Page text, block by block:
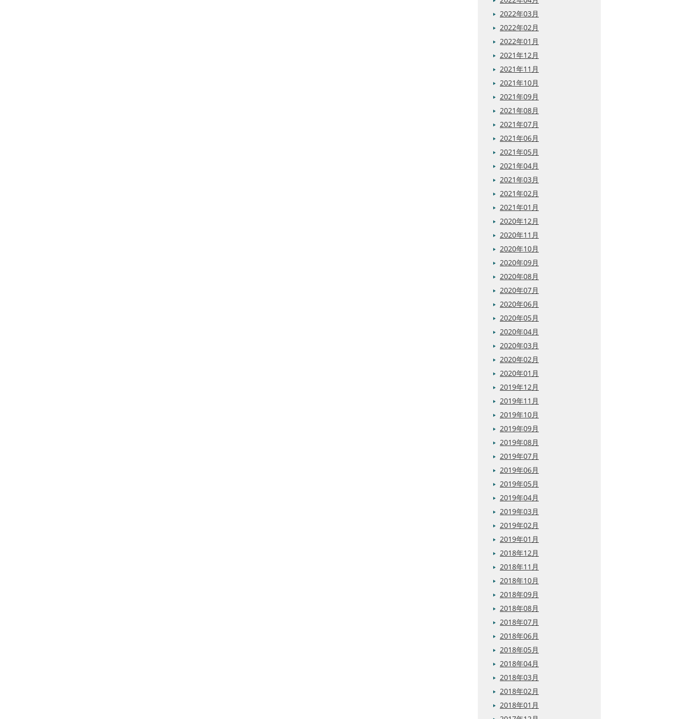
2022年03月
2022年02月
2022年01月
2021年12月
2021年11月
2021年10月
2021年09月
2021年08月
2021年07月
2021年06月
2021年05月
2021年04月
2021年03月
2021年02月
2021年01月
2020年12月
2020年11月
2020年10月
2020年09月
2020年08月
2020年07月
2020年06月
2020年05月
2020年04月
2020年03月
2020年02月
2020年01月
2019年12月
2019年11月
2019年10月
2019年09月
2019年08月
2019年07月
2019年06月
2019年05月
2019年04月
2019年03月
2019年02月
2019年01月
2018年12月
2018年11月
2018年10月
2018年09月
2018年08月
2018年07月
2018年06月
2018年05月
2018年04月
2018年03月
2018年02月
2018年01月